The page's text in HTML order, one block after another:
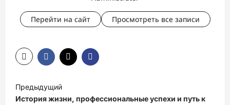
Перейти на сайт Просмотреть все записи
а
Предыдущий
История жизни, профессиональные успехи и путь к